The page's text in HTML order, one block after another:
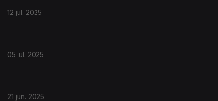
12 jul. 2025
05 jul. 2025
21 jun. 2025